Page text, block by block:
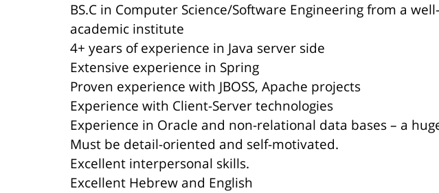
BS.C in Computer Science/Software Engineering from a
academic institute
4+ years of experience in Java server side
Extensive experience in Spring
Proven experience with JBOSS, Apache projects
Experience with Client-Server technologies
Experience in Oracle and non-relational data bases – a
Must be detail-oriented and self-motivated.
Excellent interpersonal skills.
Excellent Hebrew and English